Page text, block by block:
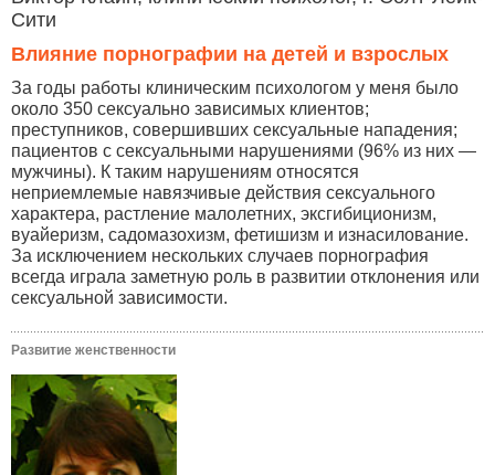
Сити
Влияние порнографии на детей и взрослых
За годы работы клиническим психологом у меня было
около 350 сексуально зависимых клиентов;
преступников, совершивших сексуальные нападения;
пациентов с сексуальными нарушениями (96% из них —
мужчины). К таким нарушениям относятся
неприемлемые навязчивые действия сексуального
характера, растление малолетних, эксгибиционизм,
вуайеризм, садомазохизм, фетишизм и изнасилование.
За исключением нескольких случаев порнография
всегда играла заметную роль в развитии отклонения или
сексуальной зависимости.
Развитие женственности